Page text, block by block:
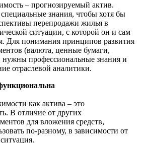
– прогнозируемый актив.
знания, чтобы хотя бы
перепродажи жилья в
ситуации, с которой он и сам
Для понимания принципов развития
(валюта, ценные бумаги,
профессиональные знания и
отраслевой аналитики.
как актива – это
В отличие от других
для вложения средств,
по-разному, в зависимости от